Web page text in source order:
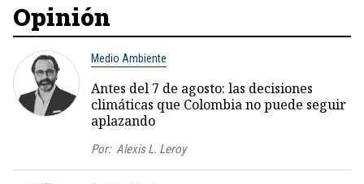
Opinión
Medio Ambiente
Antes del 7 de agosto: las decisiones
climáticas que Colombia no puede seguir
aplazando
Por: Alexis L. Leroy